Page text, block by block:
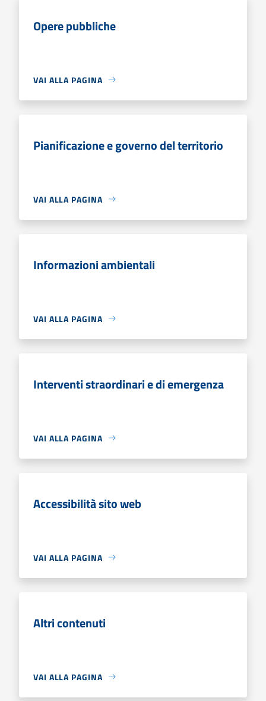
Opere pubbliche
VAI ALLA PAGINA
Pianificazione e governo del territorio
VAI ALLA PAGINA
Informazioni ambientali
VAI ALLA PAGINA
Interventi straordinari e di emergenza
VAI ALLA PAGINA
Accessibilità sito web
VAI ALLA PAGINA
Altri contenuti
VAI ALLA PAGINA